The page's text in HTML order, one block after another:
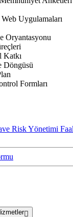
Uygulamaları
Oryantasyonu
Katkı
Döngüsü
Formları
Risk Yönetimi